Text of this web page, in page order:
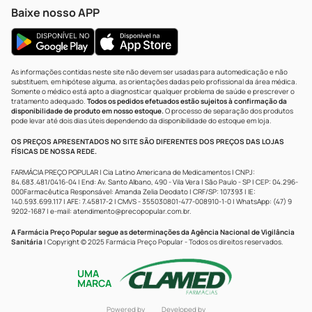
Baixe nosso APP
As informações contidas neste site não devem ser usadas para automedicação e não
substituem, em hipótese alguma, as orientações dadas pelo profissional da área médica.
Somente o médico está apto a diagnosticar qualquer problema de saúde e prescrever o
tratamento adequado. Todos os pedidos efetuados estão sujeitos à confirmação da
disponibilidade de produto em nosso estoque.O processo de separação dos produtos
pode levar até dois dias úteis dependendo da disponibilidade do estoque em loja.
OS PREÇOS APRESENTADOS NO SITE SÃO DIFERENTES DOS PREÇOS DAS LOJAS
FÍSICAS DE NOSSA REDE.
FARMÁCIA PREÇO POPULAR | Cia Latino Americana de Medicamentos | CNPJ:
84.683.481/0416-04 | End: Av. Santo Albano, 490 - Vila Vera | São Paulo - SP | CEP: 04.296-
000Farmacêutica Responsável: Amanda Zelia Deodato | CRF/SP: 107393 | IE:
140.593.699.117 | AFE: 7.45817-2 | CMVS - 355030801-477-008910-1-0 | WhatsApp: (47) 9
9202-1687 | e-mail: atendimento@precopopular.com.br.
A Farmácia Preço Popular segue as determinações da Agência Nacional de Vigilância
Sanitária | Copyright © 2025 Farmácia Preço Popular - Todos os direitos reservados.
UMA
MARCA
Powered by Developed by